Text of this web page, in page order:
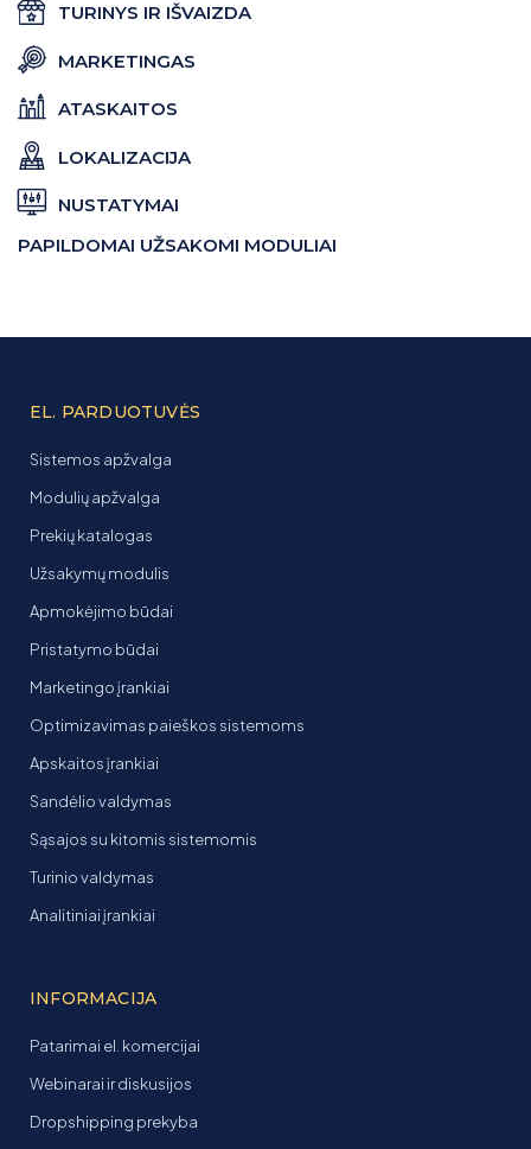
TURINYS IR IŠVAIZDA
MARKETINGAS
ATASKAITOS
LOKALIZACIJA
NUSTATYMAI
PAPILDOMAI UŽSAKOMI MODULIAI
EL. PARDUOTUVĖS
Sistemos apžvalga
Modulių apžvalga
Prekių katalogas
Užsakymų modulis
Apmokėjimo būdai
Pristatymo būdai
Marketingo įrankiai
Optimizavimas paieškos sistemoms
Apskaitos įrankiai
Sandėlio valdymas
Sąsajos su kitomis sistemomis
Turinio valdymas
Analitiniai įrankiai
INFORMACIJA
Patarimai el. komercijai
Webinarai ir diskusijos
Dropshipping prekyba